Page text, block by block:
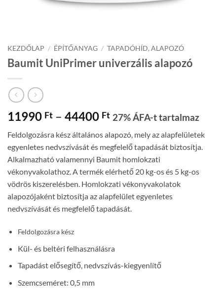
KEZDŐLAP / ÉPÍTŐANYAG / TAPADÓHÍD, ALAPOZÓ
Baumit UniPrimer univerzális alapozó
11990 Ft – 44400 FtÁrtartomány:
-
44400 Ft
27% ÁFA-t tartalmaz
Feldolgozásra kész általános alapozó, mely az alapfelületek
egyenletes nedvszívását és megfelelő tapadását biztosítja.
Alkalmazható valamennyi Baumit homlokzati
vékonyvakolathoz. A termék elérhető 20 kg-os és 5 kg-os
vödrös kiszerelésben. Homlokzati vékonyvakolatok
alapozójaként biztosítja az alapfelület egyenletes
nedvszívását és megfelelő tapadását.
Feldolgozásra kész
Kül- és beltéri felhasználásra
Tapadást elősegítő, nedvszívás-kiegyenlítő
Szemcseméret: 0,5 mm